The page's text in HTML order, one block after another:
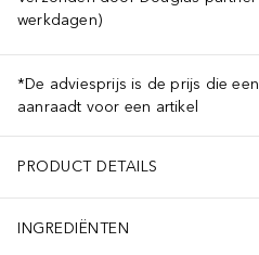
werkdagen)
*De adviesprijs is de prijs die
aanraadt voor een artikel
PRODUCT DETAILS
INGREDIËNTEN